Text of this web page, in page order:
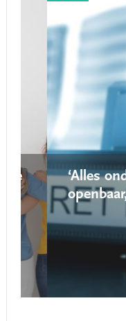
‘Alles onder
openbaar,